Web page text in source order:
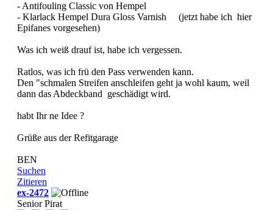
- Antifouling Classic von Hempel
- Klarlack Hempel Dura Gloss Varnish (jetzt habe ich hier
Epifanes vorgesehen)
Was ich weiß drauf ist, habe ich vergessen.
Ratlos, was ich frü den Pass verwenden kann.
Den "schmalen Streifen anschleifen geht ja wohl kaum, weil
dann das Abdeckband geschädigt wird.
habt Ihr ne Idee ?
Grüße aus der Refitgarage
BEN
Suchen
Zitieren
ex-2472
Senior Pirat